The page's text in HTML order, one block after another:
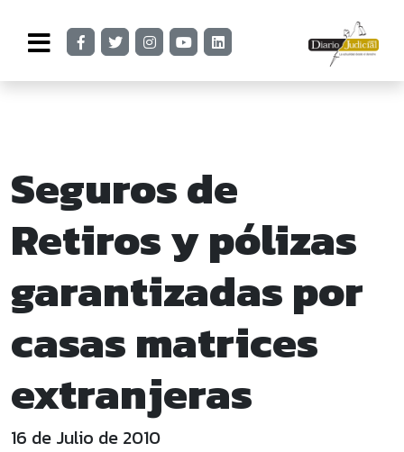
Seguros de
Retiros y pólizas
garantizadas por
casas matrices
extranjeras
16 de Julio de 2010